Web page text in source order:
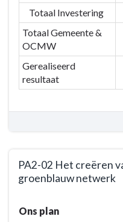
Totaal Investering
Totaal Gemeente &
OCMW
Gerealiseerd
resultaat
PA2-02 Het creëren
groenblauw netwerk
naarOns plan